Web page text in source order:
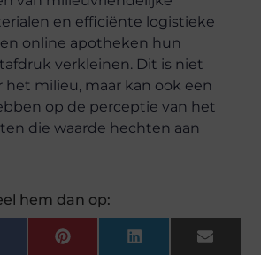
en efficiënte logistieke
online apotheken hun
verkleinen. Dit is niet
het milieu, maar kan ook een
op de perceptie van het
die waarde hechten aan
hem dan op:
PinterestLinkedInEmail